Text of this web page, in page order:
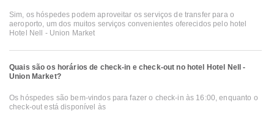
Sim, os hóspedes podem aproveitar os serviços de transfer para o
aeroporto, um dos muitos serviços convenientes oferecidos pelo hotel
Hotel Nell - Union Market
Quais são os horários de check-in e check-out no hotel Hotel Nell -
Union Market?
Os hóspedes são bem-vindos para fazer o check-in às 16:00, enquanto o
check-out está disponível às